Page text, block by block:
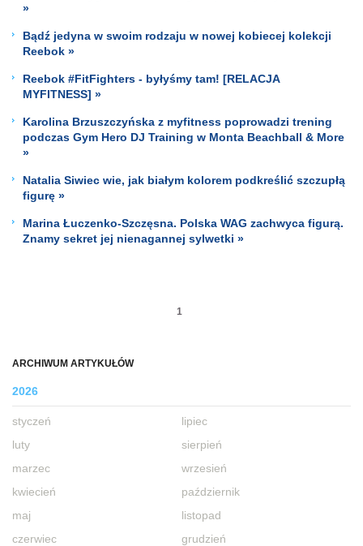
ARCHIWUM ARTYKUŁÓW
2026
styczeń
luty
marzec
kwiecień
maj
czerwiec
lipiec
sierpień
wrzesień
październik
listopad
grudzień
»
Bądź jedyna w swoim rodzaju w nowej kobiecej kolekcji
Reebok »
Reebok #FitFighters - byłyśmy tam! [RELACJA
MYFITNESS] »
Karolina Brzuszczyńska z myfitness poprowadzi trening
podczas Gym Hero DJ Training w Monta Beachball & More
»
Natalia Siwiec wie, jak białym kolorem podkreślić szczupłą
figurę »
Marina Łuczenko-Szczęsna. Polska WAG zachwyca figurą.
Znamy sekret jej nienagannej sylwetki »
1